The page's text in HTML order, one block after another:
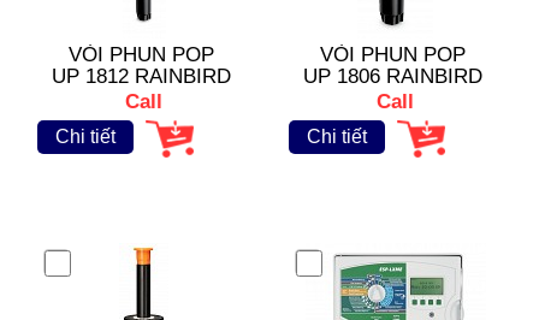
VÒI PHUN POP
UP 1812 RAINBIRD
Call
Chi tiết
VÒI PHUN POP
UP 1806 RAINBIRD
Call
Chi tiết